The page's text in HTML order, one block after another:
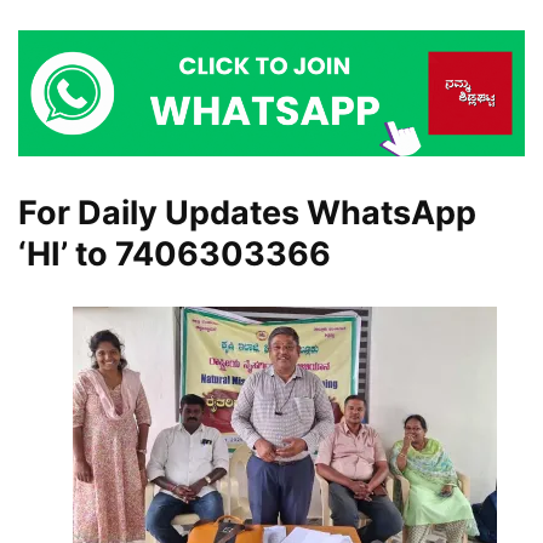
For Daily Updates WhatsApp
‘HI’ to 7406303366